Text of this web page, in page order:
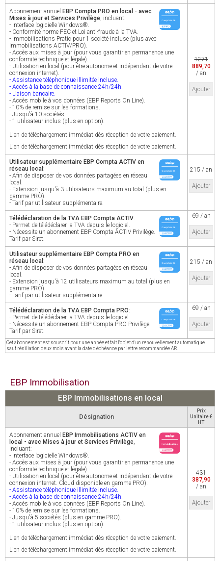
Abonnement annuel EBP Compta PRO en local - avec
Mises à jour et Services Privilège, incluant:
- Interface logicielle Windows®.
- Conformité norme FEC et Loi anti-fraude à la TVA.
- Immobilisations Pratic pour 1 société incluse (plus avec
Immobilisations ACTIV/PRO).
- Accès aux mises à jour (pour vous garantir en permanence une
conformité technique et légale).
- Utilisation en local (pour être autonome et indépendant de votre
connexion internet).
- Assistance téléphonique illimitée incluse.
- Accès à la base de connaissance 24h/24h.
- Liaison bancaire.
- Accès mobile à vos données (EBP Reports On Line).
- 10% de remise sur les formations.
- Jusqu'à 10 sociétés.
- 1 utilisateur inclus (plus en option).
Lien de téléchargement immédiat dès réception de votre paiement.
Lien de téléchargement immédiat dès réception de votre paiement.
1271
889,70
/ an
Ajouter
Utilisateur supplémentaire EBP Compta ACTIV en
réseau local :
- Afin de disposer de vos données partagées en réseau
local.
- Extension jusqu'à 3 utilisateurs maximum au total (plus en
gamme PRO).
- Tarif par utilisateur supplémentaire.
215 / an
Ajouter
Télédéclaration de la TVA EBP Compta ACTIV:
- Permet de télédéclarer la TVA depuis le logiciel.
- Nécessite un abonnement EBP Compta ACTIV Privilège.
Tarif par Siret.
69 / an
Ajouter
Utilisateur supplémentaire EBP Compta PRO en
réseau local :
- Afin de disposer de vos données partagées en réseau
local.
- Extension jusqu'à 12 utilisateurs maximum au total (plus en
gamme PRO).
- Tarif par utilisateur supplémentaire.
215 / an
Ajouter
Télédéclaration de la TVA EBP Compta PRO:
- Permet de télédéclarer la TVA depuis le logiciel.
- Nécessite un abonnement EBP Compta PRO Privilège.
Tarif par Siret.
69 / an
Ajouter
Cet abonnement est souscrit pour une année et fait l'objet d'un renouvellement automatique
sauf résiliation deux mois avant la date d'échéance par lettre recommandée AR.
EBP Immobilisation
EBP Immobilisations en local
Désignation
Prix
Unitaire €
HT
Abonnement annuel EBP Immobilisations ACTIV en
local - avec Mises à jour et Services Privilège,
incluant:
- Interface logicielle Windows®.
- Accès aux mises à jour (pour vous garantir en permanence une
conformité technique et légale).
- Utilisation en local (pour être autonome et indépendant de votre
connexion internet. Cloud disponible en gamme PRO).
- Assistance téléphonique illimitée incluse.
- Accès à la base de connaissance 24h/24h.
- Accès mobile à vos données (EBP Reports On Line).
- 10% de remise sur les formations.
- Jusqu'à 5 sociétés (plus en gamme PRO).
- 1 utilisateur inclus (plus en option).
Lien de téléchargement immédiat dès réception de votre paiement.
Lien de téléchargement immédiat dès réception de votre paiement.
431
387,90
/ an
Ajouter